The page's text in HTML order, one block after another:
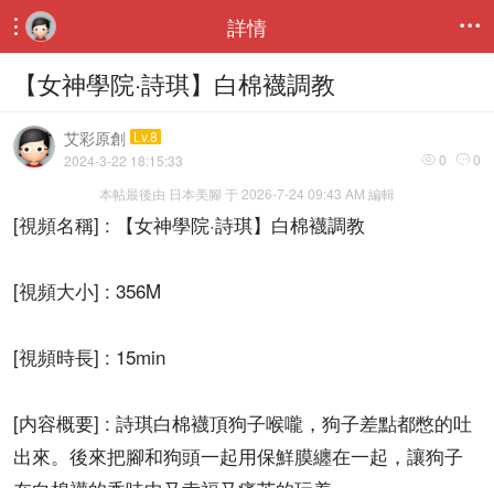
 詳情 
【女神學院·詩琪】白棉襪調教
艾彩原創 Lv.8
 0  0
2024-3-22 18:15:33
本帖最後由 日本美腳 于 2026-7-24 09:43 AM 編輯
[視頻名稱] : 【女神學院·詩琪】白棉襪調教
[視頻大小] : 356M
[視頻時長] : 15min
[内容概要] : 詩琪白棉襪頂狗子喉嚨，狗子差點都憋的吐
出來。後來把腳和狗頭一起用保鮮膜纏在一起，讓狗子